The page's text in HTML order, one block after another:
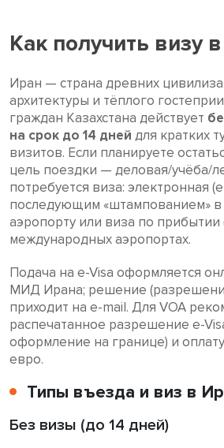
Как получить визу
Иран — страна древних
архитектуры и тёплого
граждан Казахстана действует
на срок до 14 дней для кратких
визитов. Если планируете
цель поездки — деловая/учёба/
потребуется виза: электронная
последующим «штампованием» в
аэропорту или виза по прибытии
международных аэропортах.
Подача на e-Visa оформляется
МИД Ирана; решение
приходит на e-mail. Для VOA
распечатанное разрешение e-
оформление на границе) и
евро.
Типы въезда и виз в
Без визы (до 14 дней)